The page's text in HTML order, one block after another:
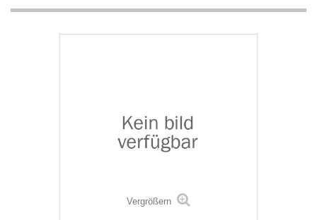
Vergrößern